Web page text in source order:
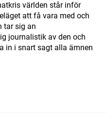
världen står inför
att få vara med och
tar sig an
journalistik av den och
in i snart sagt alla ämnen